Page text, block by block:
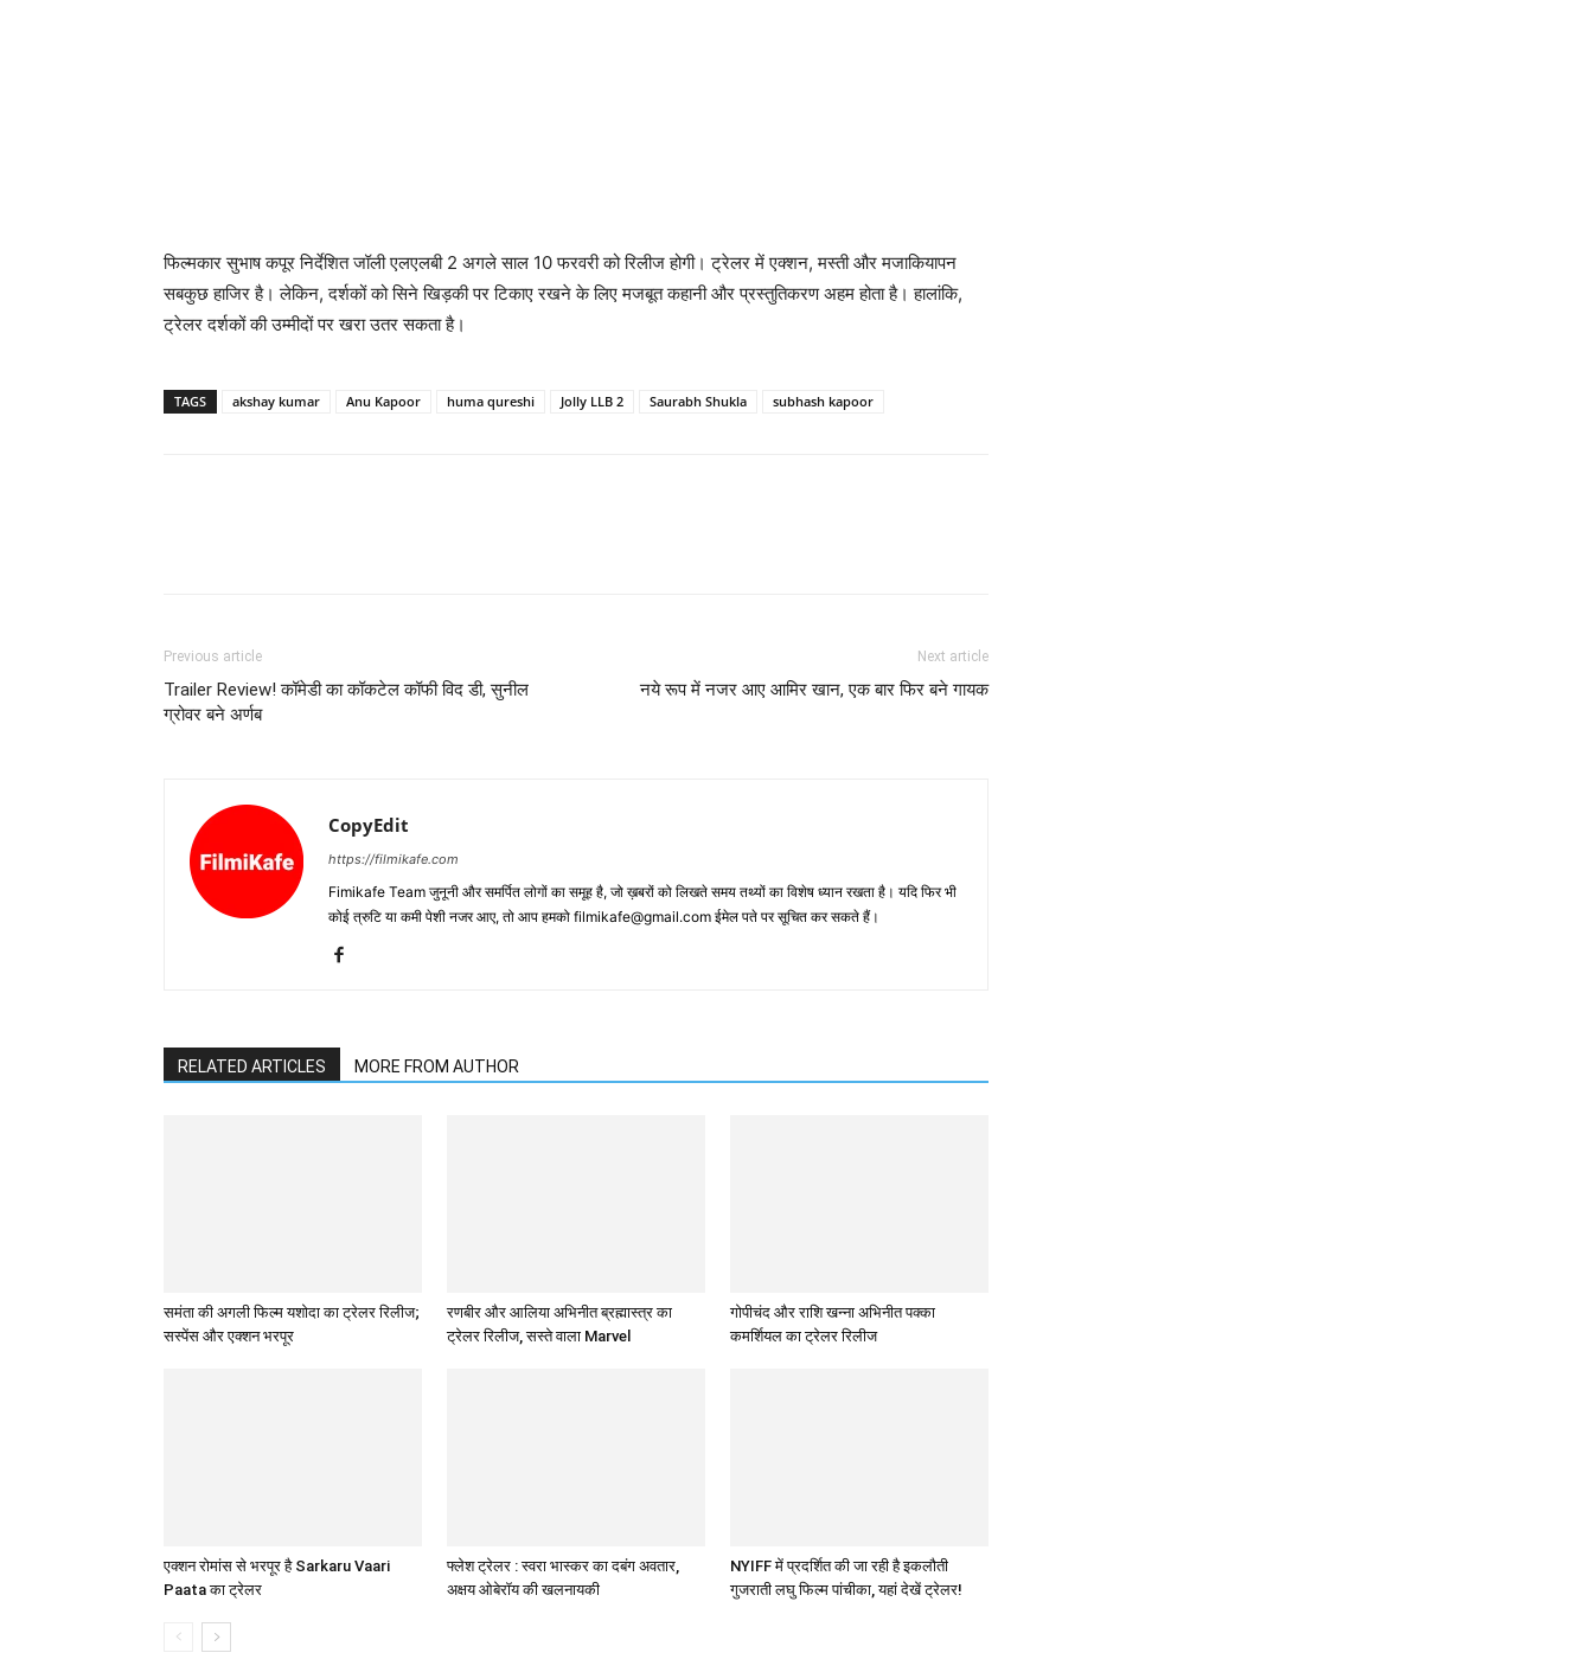
फिल्‍मकार सुभाष कपूर निर्देशित जॉली एलएलबी 2 अगले साल 10 फरवरी को रिलीज होगी। ट्रेलर में एक्‍शन, मस्‍ती और मजाकियापन
सबकुछ हाजिर है। लेकिन, दर्शकों को सिने खिड़की पर टिकाए रखने के लिए मजबूत कहानी और प्रस्‍तुतिकरण अहम होता है। हालांकि,
ट्रेलर दर्शकों की उम्‍मीदों पर खरा उतर सकता है।
TAGS akshay kumar Anu Kapoor huma qureshi Jolly LLB 2 Saurabh Shukla subhash kapoor
Previous article
Trailer Review! कॉमेडी का कॉकटेल कॉफी विद डी, सुनील
ग्रोवर बने अर्णब
Next article
नये रूप में नजर आए आमिर खान, एक बार फिर बने गायक
CopyEdit
https://filmikafe.com
Fimikafe Team जुनूनी और समर्पित लोगों का समूह है, जो ख़बरों को लिखते समय तथ्‍यों का विशेष ध्‍यान रखता है। यदि फिर भी
कोई त्रुटि या कमी पेशी नजर आए, तो आप हमको filmikafe@gmail.com ईमेल पते पर सूचित कर सकते हैं।
RELATED ARTICLES MORE FROM AUTHOR
समंता की अगली फिल्म यशोदा का ट्रेलर रिलीज;
सस्पेंस और एक्शन भरपूर
रणबीर और आलिया अभिनीत ब्रह्मास्‍त्र का
ट्रेलर रिलीज, सस्‍ते वाला Marvel
गोपीचंद और राशि खन्‍ना अभिनीत पक्का
कमर्शियल का ट्रेलर रिलीज
एक्शन रोमांस से भरपूर है Sarkaru Vaari
Paata का ट्रेलर
फ्लेश ट्रेलर : स्‍वरा भास्‍कर का दबंग अवतार,
अक्षय ओबेरॉय की खलनायकी
NYIFF में प्रदर्शित की जा रही है इकलौती
गुजराती लघु फिल्‍म पांचीका, यहां देखें ट्रेलर!